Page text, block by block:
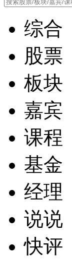
综合
股票
板块
嘉宾
课程
基金
经理
说说
快评